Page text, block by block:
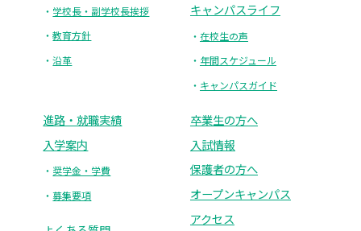
学校長・副学校長挨拶
教育方針
沿革
キャンパスライフ
在校生の声
年間スケジュール
キャンパスガイド
進路・就職実績
入学案内
奨学金・学費
募集要項
卒業生の方へ
入試情報
保護者の方へ
オープンキャンパス
アクセス